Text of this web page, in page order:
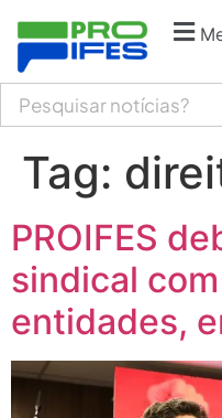
Tag:
PROIFES
sindical
entidades,